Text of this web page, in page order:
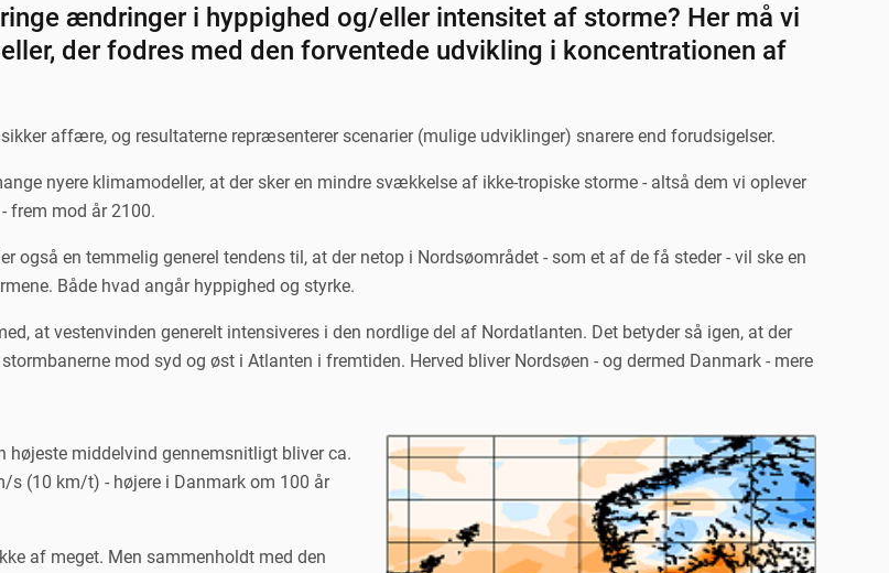
ændringer i hyppighed og/eller intensitet af storme? Her må vi
der fodres med den forventede udvikling i koncentrationen af
affære, og resultaterne repræsenterer scenarier (mulige udviklinger) snarere end forudsigelser.
nyere klimamodeller, at der sker en mindre svækkelse af ikke-tropiske storme - altså dem vi oplever
frem mod år 2100.
også en temmelig generel tendens til, at der netop i Nordsøområdet - som et af de få steder - vil ske en
Både hvad angår hyppighed og styrke.
at vestenvinden generelt intensiveres i den nordlige del af Nordatlanten. Det betyder så igen, at der
mod syd og øst i Atlanten i fremtiden. Herved bliver Nordsøen - og dermed Danmark - mere
højeste middelvind gennemsnitligt bliver ca.
s (10 km/t) - højere i Danmark om 100 år
af meget. Men sammenholdt med den